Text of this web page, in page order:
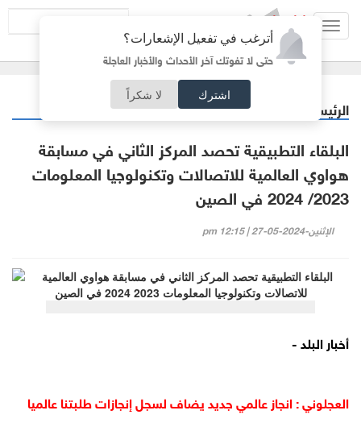
أترغب في تفعيل الإشعارات؟
حتى لا تفوتك آخر الأحداث والأخبار العاجلة
اشترك لا شكراً
الرئيسية
البلقاء التطبيقية تحصد المركز الثاني في مسابقة
هواوي العالمية للاتصالات وتكنولوجيا المعلومات
2023/ 2024 في الصين
الإثنين-2024-05-27 | 12:15 pm
أخبار البلد -
العجلوني : انجاز عالمي جديد يضاف لسجل إنجازات طلبتنا عالميا